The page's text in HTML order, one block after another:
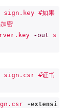
#如果
密
-out s
sign.csr #证书
-extensi